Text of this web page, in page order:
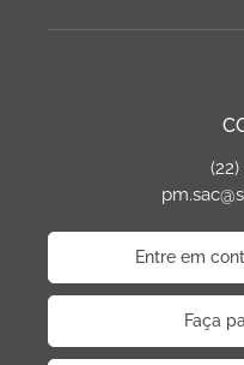
Entre em
Faça